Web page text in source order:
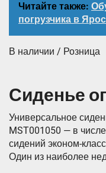
Читайте также:
погрузчика в
В наличии / Розница
Сиденье
Универсальное
MST001050 — в
сидений эконом-
Один из наиболее